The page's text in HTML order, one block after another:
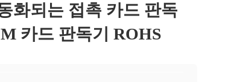
화되는 접촉 카드 판독
카드 판독기 ROHS